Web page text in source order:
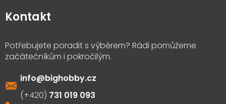
Kontakt
info@bighobby.cz
731 019 093